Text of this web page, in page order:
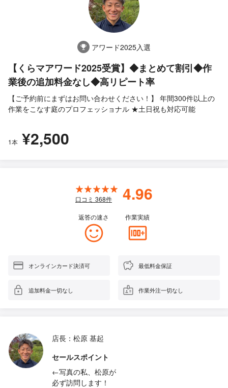
アワード2025入選
【くらマアワード2025受賞】◆まとめて割引◆作
業後の追加料金なし◆高リピート率
【ご予約前にまずはお問い合わせください！】 年間300件以上の
作業をこなす庭のプロフェッショナル ★土日祝も対応可能
1本 ¥2,500
口コミ 368件 4.96
返答の速さ 作業実績
オンラインカード決済可 最低料金保証
追加料金一切なし 作業外注一切なし
店長：松原 基起
セールスポイント
←写真の私、松原が
必ず訪問します！